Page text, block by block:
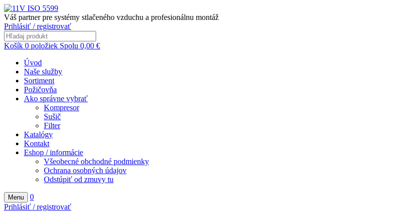
Váš partner pre systémy stlačeného vzduchu a profesionálnu montáž
Prihlásiť / registrovať
Košík 0 položiek Spolu 0,00 €
Úvod
Naše služby
Sortiment
Požičovňa
Ako správne vybrať
Kompresor
Sušič
Filter
Katalógy
Kontakt
Eshop / informácie
Všeobecné obchodné podmienky
Ochrana osobných údajov
Odstúpiť od zmuvy tu
Menu
0
Prihlásiť / registrovať